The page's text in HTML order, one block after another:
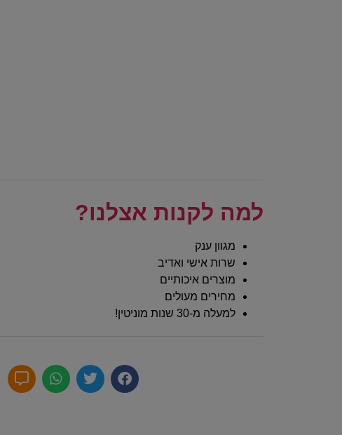
למה לקנות אצלנו?
מגוון ענק
שרות אישי ואדיב
מוצרים איכותיים
מחירים מעולים
למעלה מ-30 שנות מוניטין!